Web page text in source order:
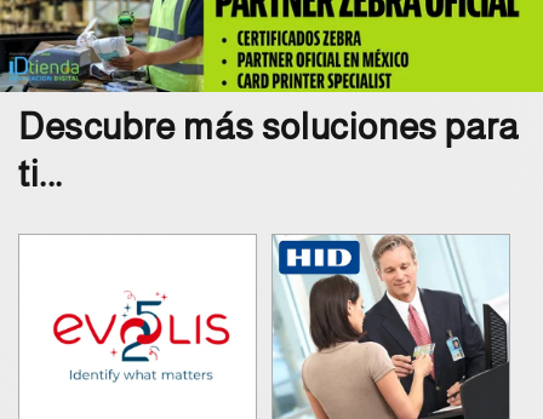
Descubre más soluciones para
ti...